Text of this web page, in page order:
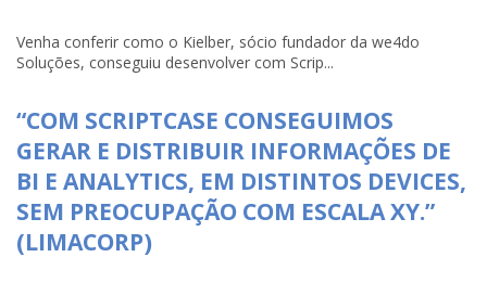
Venha conferir como o Kielber, sócio fundador da we4do
Soluções, conseguiu desenvolver com Scrip...
“COM SCRIPTCASE CONSEGUIMOS
GERAR E DISTRIBUIR INFORMAÇÕES DE
BI E ANALYTICS, EM DISTINTOS DEVICES,
SEM PREOCUPAÇÃO COM ESCALA XY.”
(LIMACORP)